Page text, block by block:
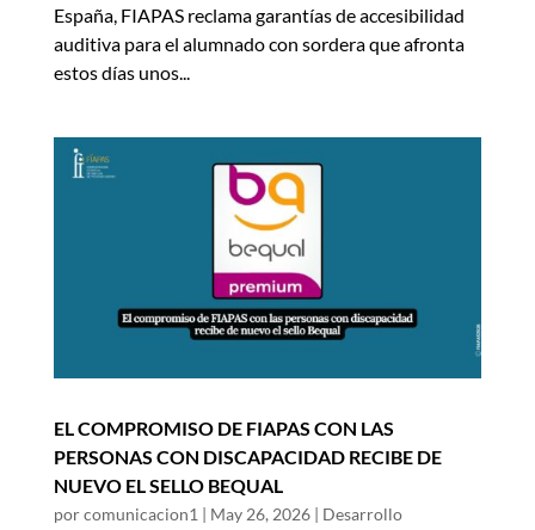
España, FIAPAS reclama garantías de accesibilidad
auditiva para el alumnado con sordera que afronta
estos días unos...
EL COMPROMISO DE FIAPAS CON LAS
PERSONAS CON DISCAPACIDAD RECIBE DE
NUEVO EL SELLO BEQUAL
porcomunicacion1 | May 26, 2026| Desarrollo